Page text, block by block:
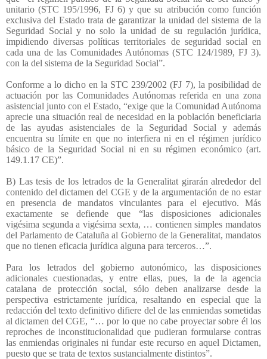
unitario (STC 195/1996, FJ 6) y que su atribución como función
exclusiva del Estado trata de garantizar la unidad del sistema de la
Seguridad Social y no solo la unidad de su regulación jurídica,
impidiendo diversas políticas territoriales de seguridad social en
cada una de las Comunidades Autónomas (STC 124/1989, FJ 3).
con la del sistema de la Seguridad Social”.
Conforme a lo dicho en la STC 239/2002 (FJ 7), la posibilidad de
actuación por las Comunidades Autónomas referida en una zona
asistencial junto con el Estado, “exige que la Comunidad Autónoma
aprecie una situación real de necesidad en la población beneficiaria
de las ayudas asistenciales de la Seguridad Social y además
encuentra su límite en que no interfiera ni en el régimen jurídico
básico de la Seguridad Social ni en su régimen económico (art.
149.1.17 CE)”.
B) Las tesis de los letrados de la Generalitat girarán alrededor del
contenido del dictamen del CGE y de la argumentación de no estar
en presencia de mandatos vinculantes para el ejecutivo. Más
exactamente se defiende que “las disposiciones adicionales
vigésima segunda a vigésima sexta, … contienen simples mandatos
del Parlamento de Cataluña al Gobierno de la Generalitat, mandatos
que no tienen eficacia jurídica alguna para terceros…”.
Para los letrados del gobierno autonómico, las disposiciones
adicionales cuestionadas, y entre ellas, pues, la de la agencia
catalana de protección social, sólo deben analizarse desde la
perspectiva estrictamente jurídica, resaltando en especial que la
redacción del texto definitivo difiere del de las enmiendas sometidas
al dictamen del CGE, “… por lo que no cabe proyectar sobre él los
reproches de inconstitucionalidad que pudieran formularse contras
las enmiendas originales ni fundar este recurso en aquel Dictamen,
puesto que se trata de textos sustancialmente distintos”.